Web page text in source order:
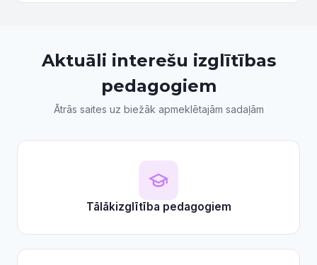
Aktuāli interešu izglītības
pedagogiem
Ātrās saites uz biežāk apmeklētajām sadaļām
Tālākizglītība pedagogiem